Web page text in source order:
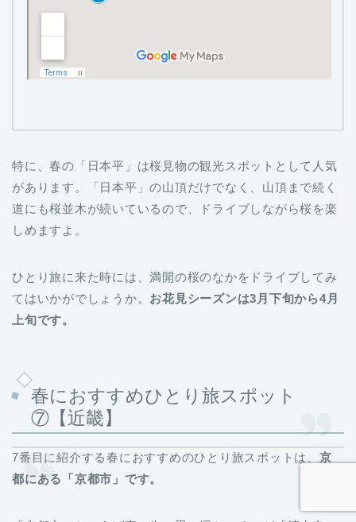
特に、春の「日本平」は桜見物の観光スポットとして人気
があります。「日本平」の山頂だけでなく、山頂まで続く
道にも桜並木が続いているので、ドライブしながら桜を楽
しめますよ。
ひとり旅に来た時には、満開の桜のなかをドライブしてみ
てはいかがでしょうか。 お花見シーズンは3月下旬から4月
上旬です。
春におすすめひとり旅スポット
⑦【近畿】
7番目に紹介する春におすすめのひとり旅スポットは、 京
都にある「京都市」です。